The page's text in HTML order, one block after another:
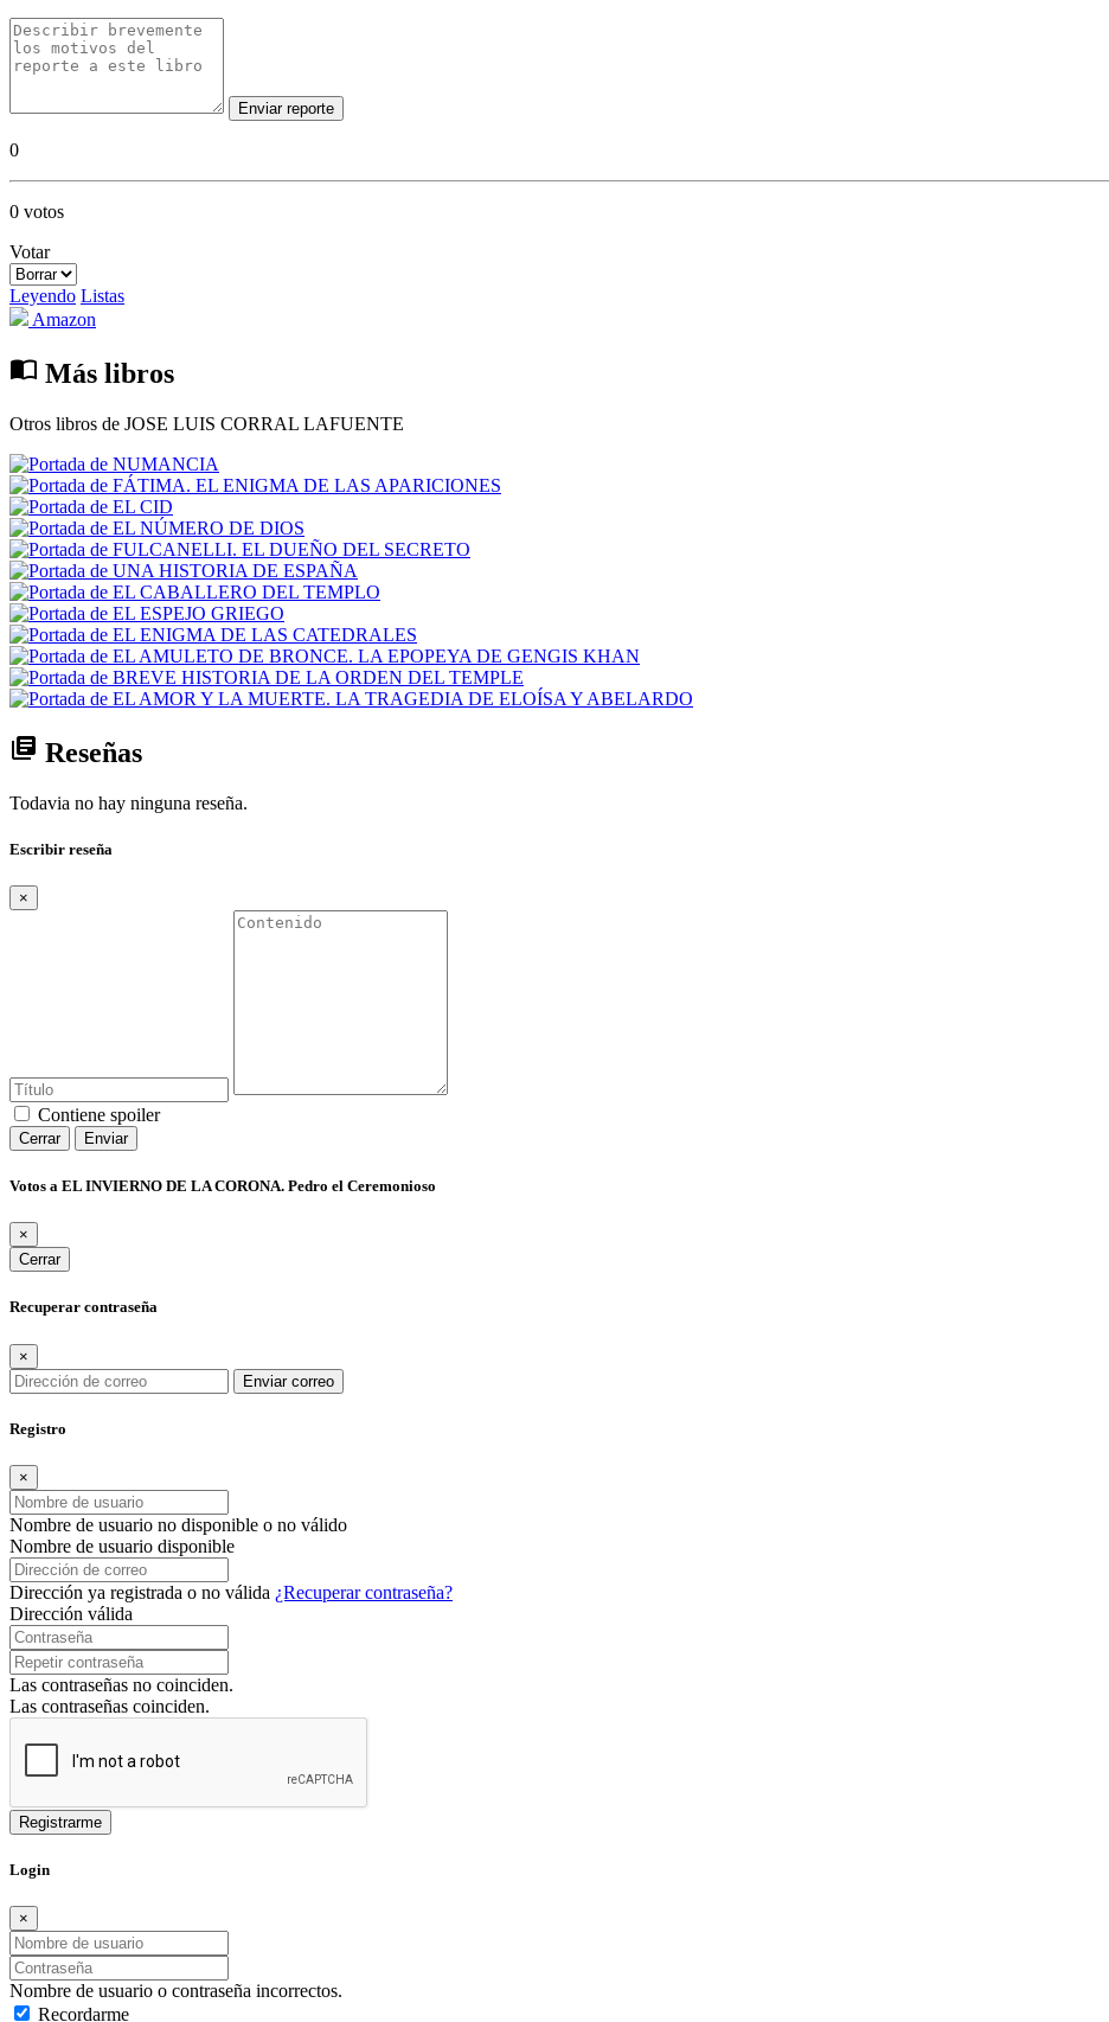
Enviar reporte
0
0 votos
Votar
Leyendo Listas
Amazon
import_contacts Más libros
Otros libros de JOSE LUIS CORRAL LAFUENTE
library_books Reseñas
Todavia no hay ninguna reseña.
Escribir reseña
×
Contiene spoiler
Cerrar Enviar
Votos a EL INVIERNO DE LA CORONA. Pedro el Ceremonioso
×
Cerrar
Recuperar contraseña
×
Enviar correo
Registro
×
Nombre de usuario no disponible o no válido
Nombre de usuario disponible
Dirección ya registrada o no válida ¿Recuperar contraseña?
Dirección válida
Las contraseñas no coinciden.
Las contraseñas coinciden.
Login
×
Nombre de usuario o contraseña incorrectos.
Recordarme